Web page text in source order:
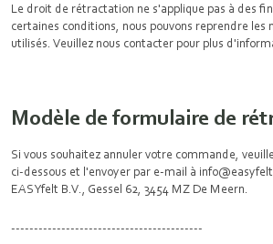
Le droit de rétractation ne s'applique pas à des
certaines conditions, nous pouvons reprendre les
utilisés. Veuillez nous contacter pour plus
Modèle de formulaire de
Si vous souhaitez annuler votre commande,
ci-dessous et l'envoyer par e-mail à
EASYfelt B.V., Gessel 62, 3454 MZ De Meern.
------------------------------------------